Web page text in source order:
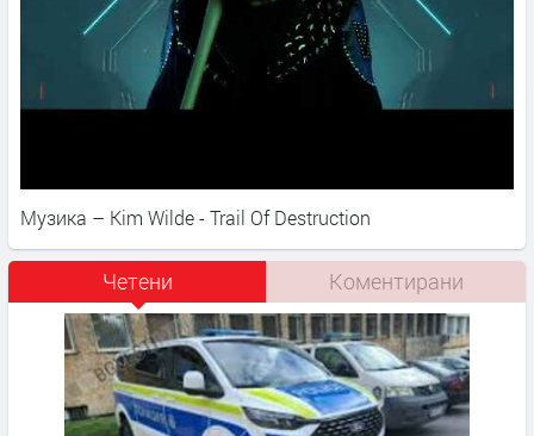
Музика – Kim Wilde - Trail Of Destruction
Четени Коментирани